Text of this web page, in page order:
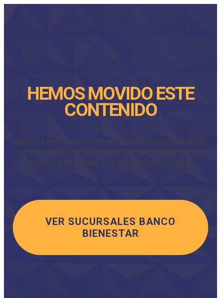
HEMOS MOVIDO ESTE
CONTENIDO
Hemos movido el contenido a un nuevo dominio,
para ver el contenido haz clic en el siguiente
enlace y te llevará a nuestra nueva página.
VER SUCURSALES BANCO
BIENESTAR